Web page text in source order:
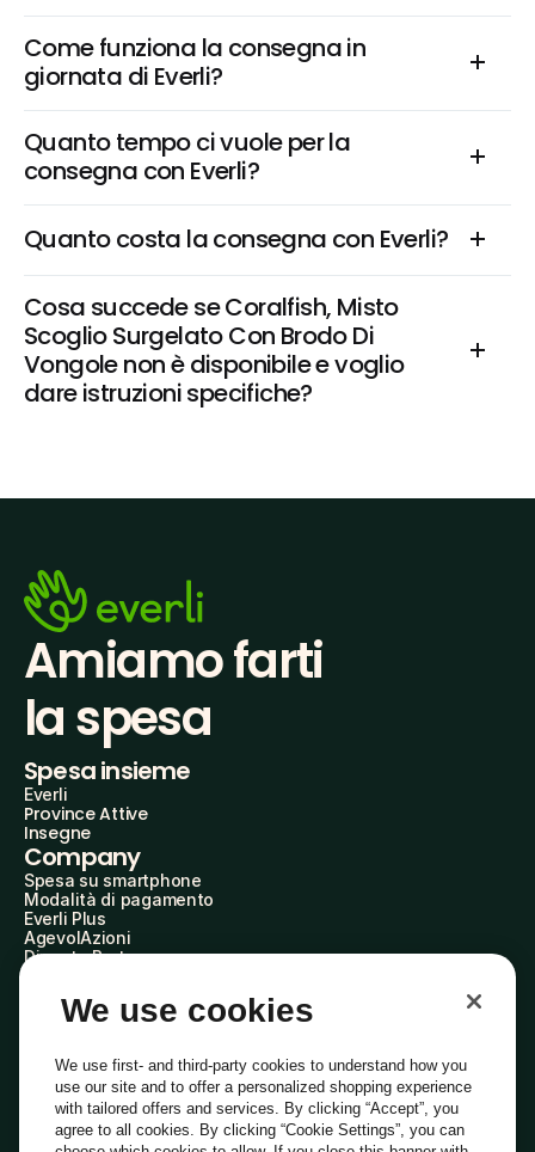
Come funziona la consegna in
giornata di Everli?
Quanto tempo ci vuole per la
consegna con Everli?
Quanto costa la consegna con Everli?
Cosa succede se Coralfish, Misto
Scoglio Surgelato Con Brodo Di
Vongole non è disponibile e voglio
dare istruzioni specifiche?
Amiamo farti
la spesa
Spesa insieme
Everli
Province Attive
Insegne
Company
Spesa su smartphone
Modalità di pagamento
Everli Plus
AgevolAzioni
Diventa Partner
Everli Shoppers
About Us
Everli News
Domande frequenti
Lavora con noi
Diventa Shopper
Investitori
We use cookies
We use first- and third-party cookies to understand how you
use our site and to offer a personalized shopping experience
with tailored offers and services. By clicking “Accept”, you
agree to all cookies. By clicking “Cookie Settings”, you can